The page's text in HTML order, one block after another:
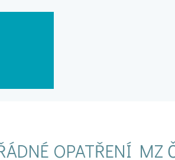
OPATŘENÍ MZ